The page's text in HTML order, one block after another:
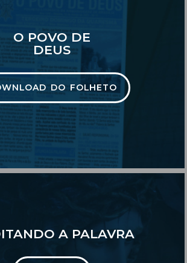
O POVO DE
DEUS
DO FOLHETO
A PALAVRA